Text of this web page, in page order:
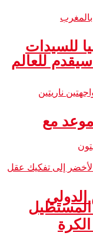
سيقدم للعالم
للسيدات
مع